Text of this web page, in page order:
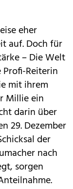
eher
auf. Doch für
– Die Welt
Profi-Reiterin
mit ihrem
Millie ein
darin über
29. Dezember
der
nach
sorgen